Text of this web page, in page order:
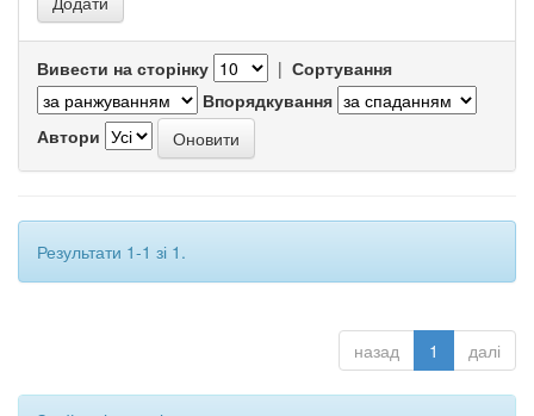
Вивести на сторінку | Сортування
Впорядкування
Автори
Результати 1-1 зі 1.
назад 1 далі